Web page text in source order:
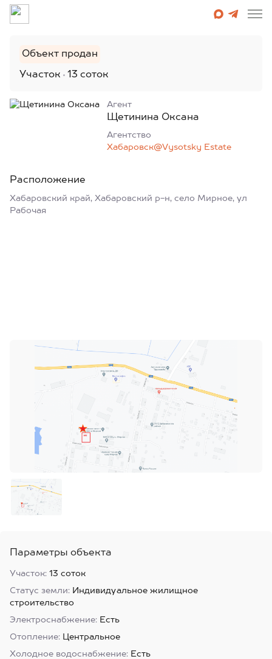
Объект продан
Участок 13 соток
Агент
Щетинина Оксана
Агентcтво
Хабаровск@Vysotsky Estate
Расположение
Хабаровский край, Хабаровский р-н, село Мирное, ул
Рабочая
Параметры объекта
Участок: 13 соток
Статус земли: Индивидуальное жилищное
строительство
Электроснабжение: Есть
Отопление: Центральное
Холодное водоснабжение: Есть